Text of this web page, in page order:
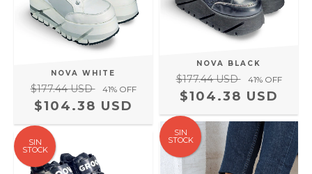
NOVA WHITE
$177.44 USD 41% OFF
$104.38 USD
NOVA BLACK
$177.44 USD 41% OFF
$104.38 USD
SIN
STOCK
SIN
STOCK